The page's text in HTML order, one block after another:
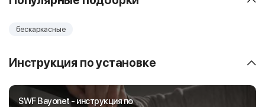
бескаркасные
Инструкция по установке
SWF Bayonet - инструкция по